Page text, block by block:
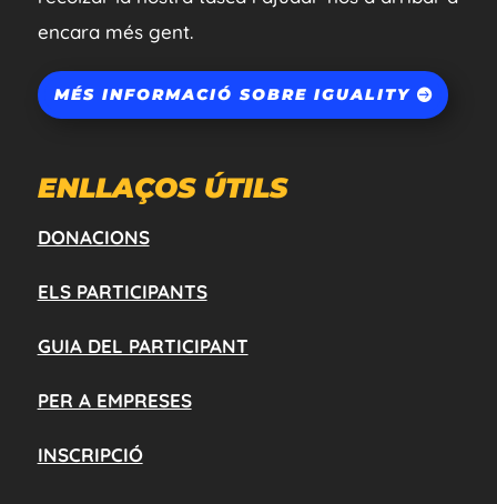
encara més gent.
MÉS INFORMACIÓ SOBRE IGUALITY
ENLLAÇOS ÚTILS
DONACIONS
ELS PARTICIPANTS
GUIA DEL PARTICIPANT
PER A EMPRESES
INSCRIPCIÓ